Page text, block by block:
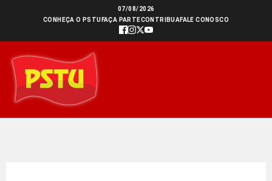
conteúdo
07/08/2026
CONHEÇA O PSTU FAÇA PARTECONTRIBUAFALE CONOSCO